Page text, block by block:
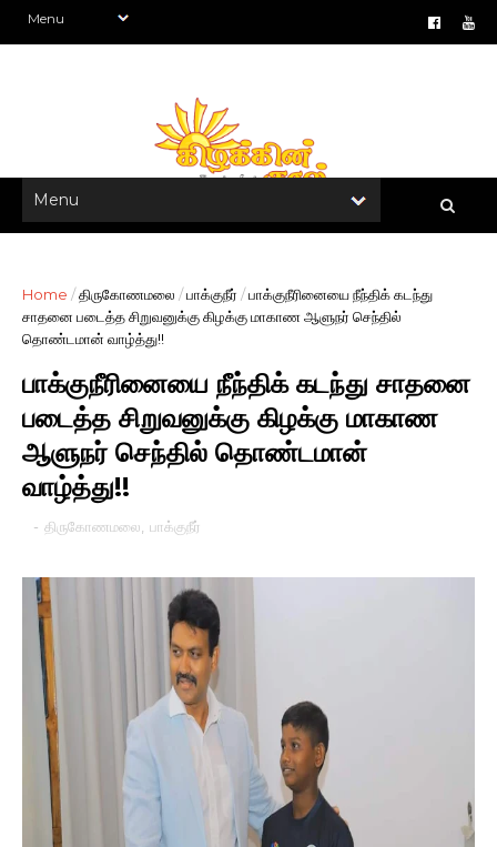
Home /திருகோணமலை /பாக்குநீர் /பாக்குநீரினையை நீந்திக் கடந்து
சாதனை படைத்த சிறுவனுக்கு கிழக்கு மாகாண ஆளுநர் செந்தில்
தொண்டமான் வாழ்த்து!!
பாக்குநீரினையை நீந்திக் கடந்து சாதனை
படைத்த சிறுவனுக்கு கிழக்கு மாகாண
ஆளுநர் செந்தில் தொண்டமான்
வாழ்த்து!!
- திருகோணமலை பாக்குநீர்